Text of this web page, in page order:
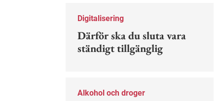
förebygga ohövligt beteende på
Digitalisering
Därför ska du sluta vara
ständigt tillgänglig
Alkohol och droger